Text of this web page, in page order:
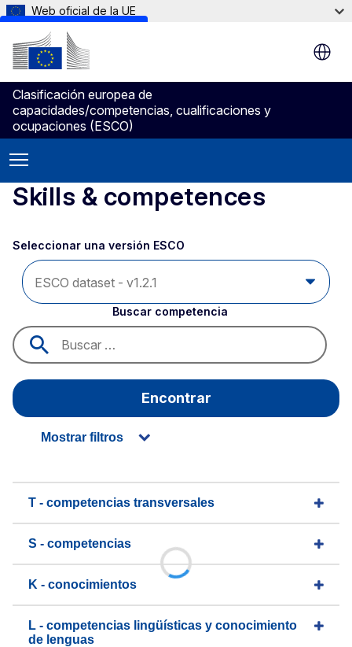
Skip to main content
Web oficial de la UE
Clasificación europea de
capacidades/competencias, cualificaciones y
ocupaciones (ESCO)
Skills & competences
Seleccionar una versión ESCO
Buscar competencia
Encontrar
Mostrar filtros
T - competencias transversales
S - competencias
K - conocimientos
L - competencias lingüísticas y conocimiento
de lenguas